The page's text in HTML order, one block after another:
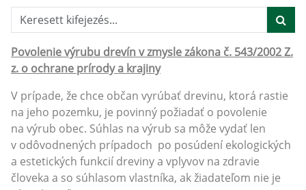
Keresett kifejezés...
Povolenie výrubu drevín v zmysle zákona č. 543/2002 Z.
z. o ochrane prírody a krajiny
V prípade, že chce občan vyrúbať drevinu, ktorá rastie
na jeho pozemku, je povinný požiadať o povolenie
na výrub obec. Súhlas na výrub sa môže vydať len
v odôvodnených prípadoch po posúdení ekologických
a estetických funkcií dreviny a vplyvov na zdravie
človeka a so súhlasom vlastníka, ak žiadateľom nie je